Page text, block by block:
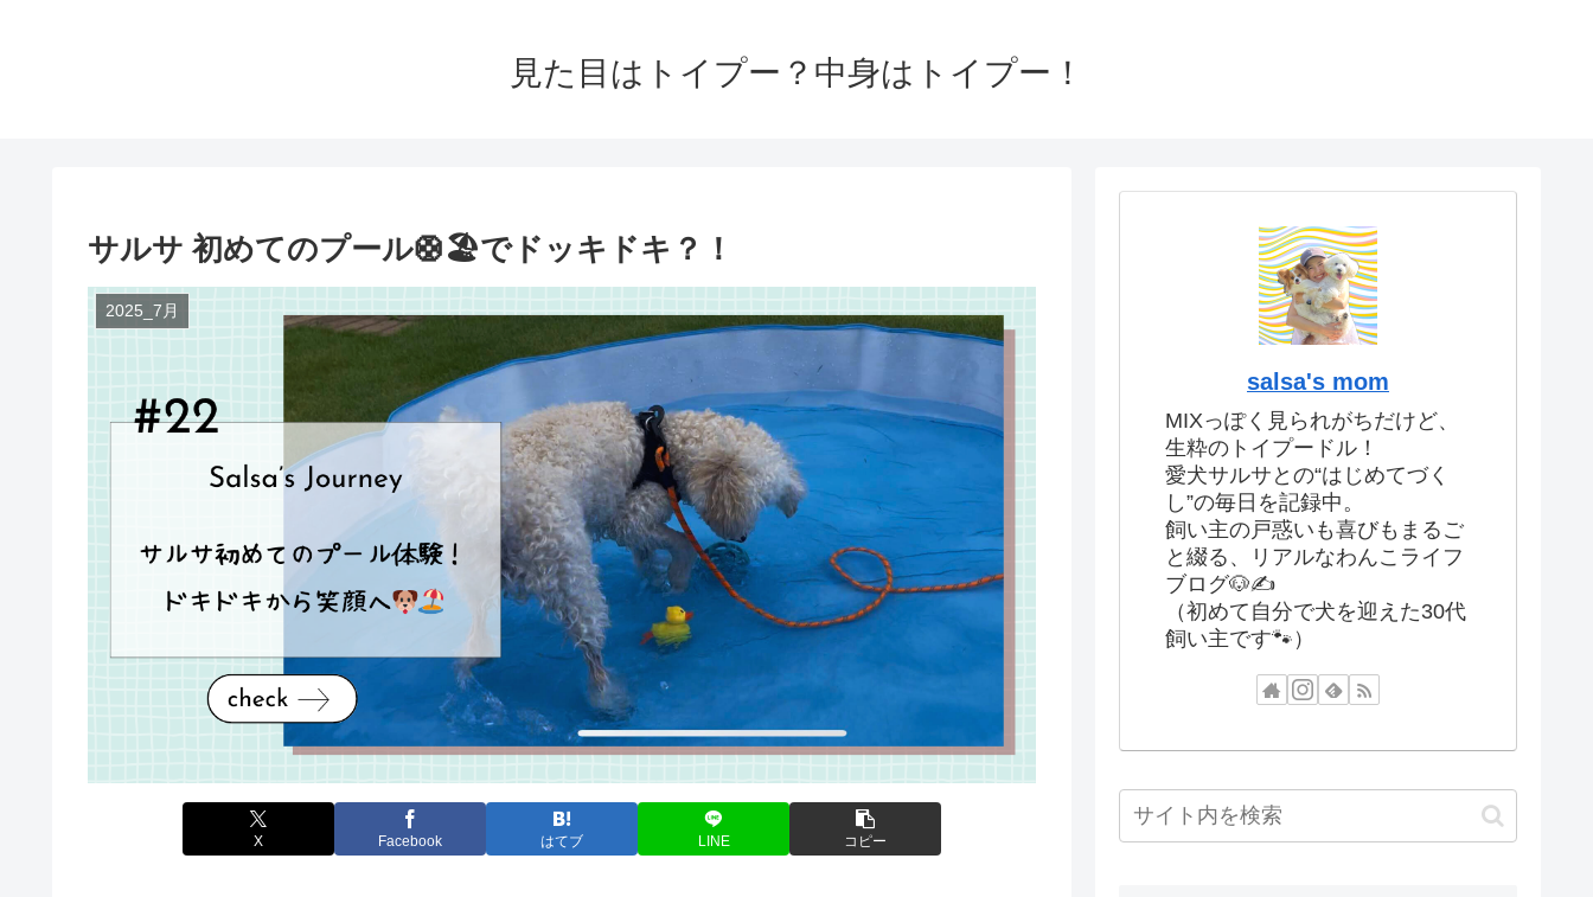
見た目はトイプー？中身はトイプー！
サルサ 初めてのプール🛟🏖️でドッキドキ？！
2025_7月
X Facebook はてブ LINE コピー
salsa's mom
MIXっぽく見られがちだけど、
生粋のトイプードル！
愛犬サルサとの“はじめてづく
し”の毎日を記録中。
飼い主の戸惑いも喜びもまるご
と綴る、リアルなわんこライフ
ブログ🐶✍️
（初めて自分で犬を迎えた30代
飼い主です🐾）